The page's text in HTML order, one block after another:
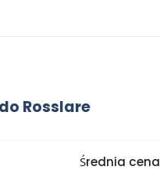
Rosslare
Średnia cena